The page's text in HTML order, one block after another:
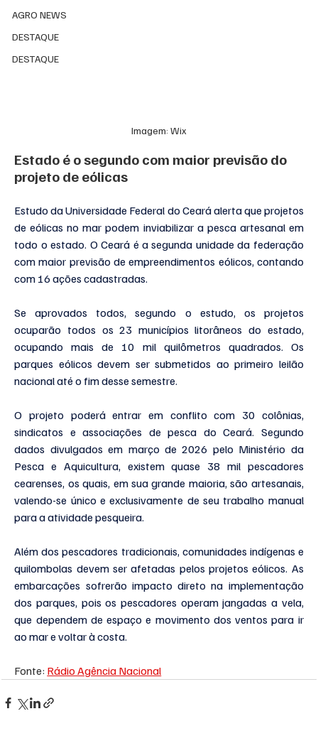
AGRO NEWS
DESTAQUE
DESTAQUE
Imagem: Wix
Estado é o segundo com maior previsão do
projeto de eólicas
Estudo da Universidade Federal do Ceará alerta que projetos
de eólicas no mar podem inviabilizar a pesca artesanal em
todo o estado. O Ceará é a segunda unidade da federação
com maior previsão de empreendimentos eólicos, contando
com 16 ações cadastradas.
Se aprovados todos, segundo o estudo, os projetos
ocuparão todos os 23 municípios litorâneos do estado,
ocupando mais de 10 mil quilômetros quadrados. Os
parques eólicos devem ser submetidos ao primeiro leilão
nacional até o fim desse semestre.
O projeto poderá entrar em conflito com 30 colônias,
sindicatos e associações de pesca do Ceará. Segundo
dados divulgados em março de 2026 pelo Ministério da
Pesca e Aquicultura, existem quase 38 mil pescadores
cearenses, os quais, em sua grande maioria, são artesanais,
valendo-se único e exclusivamente de seu trabalho manual
para a atividade pesqueira.
Além dos pescadores tradicionais, comunidades indígenas e
quilombolas devem ser afetadas pelos projetos eólicos. As
embarcações sofrerão impacto direto na implementação
dos parques, pois os pescadores operam jangadas a vela,
que dependem de espaço e movimento dos ventos para ir
ao mar e voltar à costa.
Fonte: Rádio Agência Nacional